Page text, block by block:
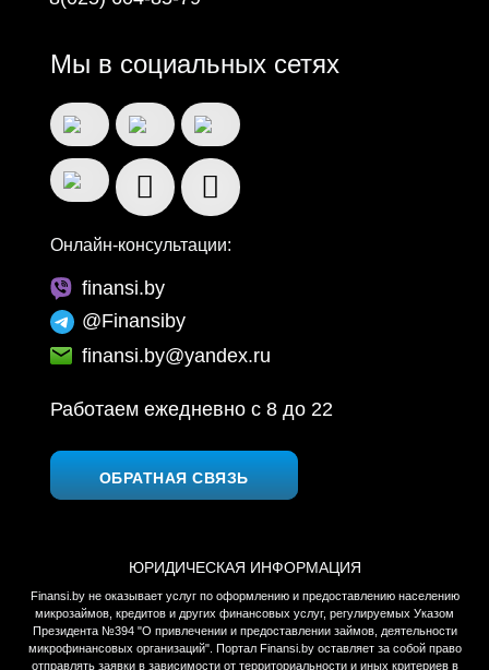
Мы в социальных сетях
Онлайн-консультации:
finansi.by
@Finansiby
finansi.by@yandex.ru
Работаем ежедневно c 8 до 22
ОБРАТНАЯ СВЯЗЬ
ЮРИДИЧЕСКАЯ ИНФОРМАЦИЯ
Finansi.by не оказывает услуг по оформлению и предоставлению населению
микрозаймов, кредитов и других финансовых услуг, регулируемых Указом
Президента №394 "О привлечении и предоставлении займов, деятельности
микрофинансовых организаций". Портал Finansi.by оставляет за собой право
отправлять заявки в зависимости от территориальности и иных критериев в